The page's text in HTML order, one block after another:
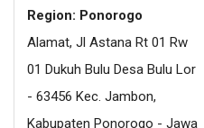
Region: Ponorogo
Alamat, Jl Astana Rt 01 Rw
01 Dukuh Bulu Desa Bulu Lor
- 63456 Kec. Jambon,
Kabupaten Ponorogo - Jawa